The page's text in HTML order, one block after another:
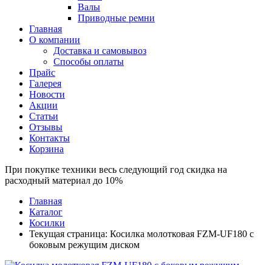
Валы
Приводные ремни
Главная
О компании
Доставка и самовывоз
Способы оплаты
Прайс
Галерея
Новости
Акции
Статьи
Отзывы
Контакты
Корзина
При покупке техники весь следующий год скидка на
расходный материал до 10%
Главная
Каталог
Косилки
Текущая страница: Косилка молотковая FZM-UF180 с
боковым режущим диском